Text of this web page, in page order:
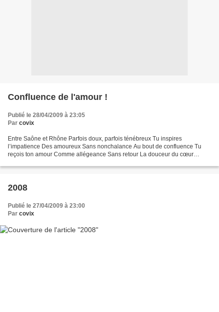
Confluence de l'amour !
Publié le 28/04/2009 à 23:05
Par covix
Entre Saône et Rhône Parfois doux, parfois ténébreux Tu inspires
l’impatience Des amoureux Sans nonchalance Au bout de confluence Tu
reçois ton amour Comme allégeance Sans retour La douceur du cœur
2008
Publié le 27/04/2009 à 23:00
Par covix